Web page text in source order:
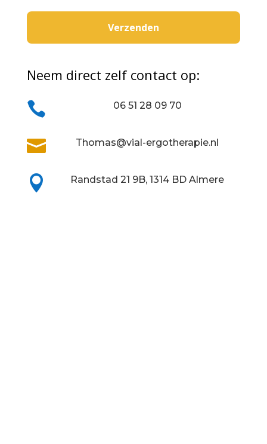
Neem direct zelf contact op:
 06 51 28 09 70
 Thomas@vial-ergotherapie.nl
 Randstad 21 9B, 1314 BD Almere